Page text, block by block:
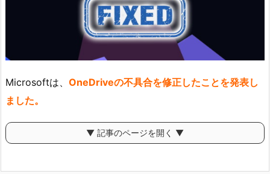
Microsoftは、 OneDriveの不具合を修正したことを発表し
ました。
▼ 記事のページを開く ▼